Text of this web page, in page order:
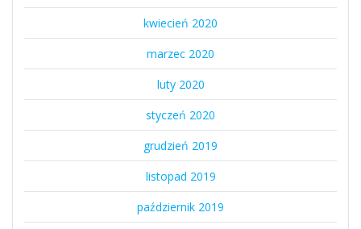
kwiecień 2020
marzec 2020
luty 2020
styczeń 2020
grudzień 2019
listopad 2019
październik 2019